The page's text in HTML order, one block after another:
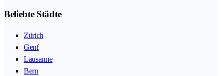
Beliebte Städte
Zürich
Genf
Lausanne
Bern